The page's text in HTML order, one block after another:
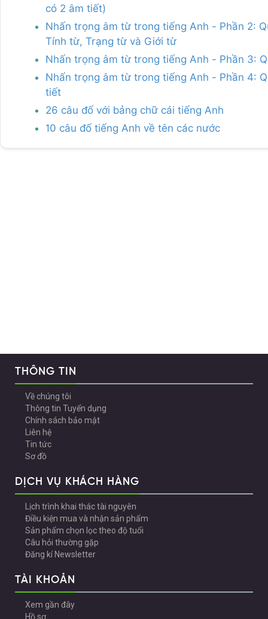
có 2 âm tiết)
Nhấn trọng âm từ trong tiếng Anh - Phần 2:
Tính từ, Trạng từ và Giới từ
Nhấn trọng âm từ trong tiếng Anh - Phần 3:
Nhấn trọng âm từ trong tiếng Anh - Phần 4:
tiết
26 câu đố với bảng chữ cái tiếng Anh
10 câu đố tiếng Anh về tên các nước
THÔNG TIN
Về chúng tôi
Thông tin Tuyển dụng
Chính sách bảo mật
Liên hệ
Tin tức
Sơ đồ
DỊCH VỤ KHÁCH HÀNG
Lịch trình khai thác tài nguyên
Điều kiện mua và nhận sản phẩm
Sản phẩm chọn lọc theo độ tuổi
Câu hỏi thường gặp
Đăng kí Newsletter
TÀI KHOẢN
Xem gần đây
Hồ sơ